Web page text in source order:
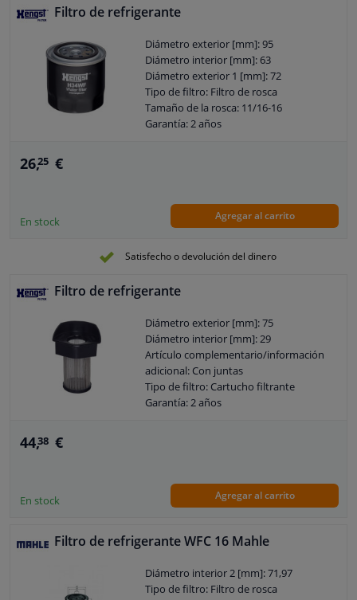
Filtro de refrigerante
Diámetro exterior [mm]: 95
Diámetro interior [mm]: 63
Diámetro exterior 1 [mm]: 72
Tipo de filtro: Filtro de rosca
Tamaño de la rosca: 11/16-16
Garantía: 2 años
26,25 €
En stock Agregar al carrito
Satisfecho o devolución del dinero
Filtro de refrigerante
Diámetro exterior [mm]: 75
Diámetro interior [mm]: 29
Artículo complementario/información
adicional: Con juntas
Tipo de filtro: Cartucho filtrante
Garantía: 2 años
44,38 €
En stock Agregar al carrito
Filtro de refrigerante WFC 16 Mahle
Diámetro interior 2 [mm]: 71,97
Tipo de filtro: Filtro de rosca